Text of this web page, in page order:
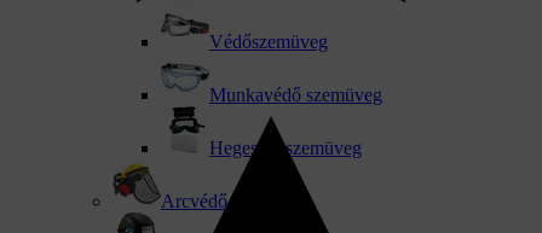
Védőszemüveg
Munkavédő szemüveg
Hegesztő szemüveg
Arcvédő